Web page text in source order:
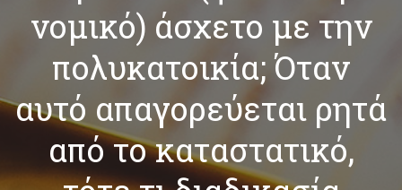
νομικό) άσχετο με την
πολυκατοικία; Όταν
αυτό απαγορεύεται ρητά
από το καταστατικό,